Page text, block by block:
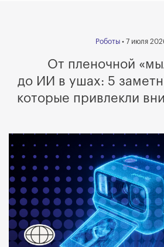
Роботы • 7 июля
От пленочной
до ИИ в ушах: 5
которые привлекли